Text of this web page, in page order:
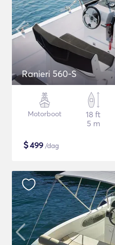
Ranieri 560-S
Motorboot
18 ft
5 m
$499 /dag